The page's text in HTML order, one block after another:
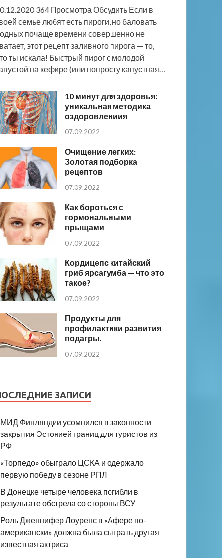
364 Просмотра Обсудить Если в
семье любят есть пироги, но баловать
почаще времени совершенно не
этот рецепт заливного пирога — то,
ты искала! Быстрый пирог с молодой
на кефире (или попросту капустная…
10 минут для здоровья:
уникальная методика
оздоровлениия
07.09.2022
Очищение легких:
Золотая подборка
рецептов
07.09.2022
Как бороться с
гормональными
прыщами
07.09.2022
Кордицепс китайский
гриб ярсагумба — что это
такое?
07.09.2022
Продукты для
профилактики развития
подагры.
07.09.2022
ЗАПИСИ
МИД Финляндии усомнился в законности
закрытия Эстонией границ для туристов из
РФ
«Торпедо» обыграло ЦСКА и одержало
первую победу в сезоне РПЛ
В Донецке четыре человека погибли в
результате обстрела со стороны ВСУ
Роль Дженнифер Лоуренс в «Афере по-
американски» должна была сыграть другая
известная актриса